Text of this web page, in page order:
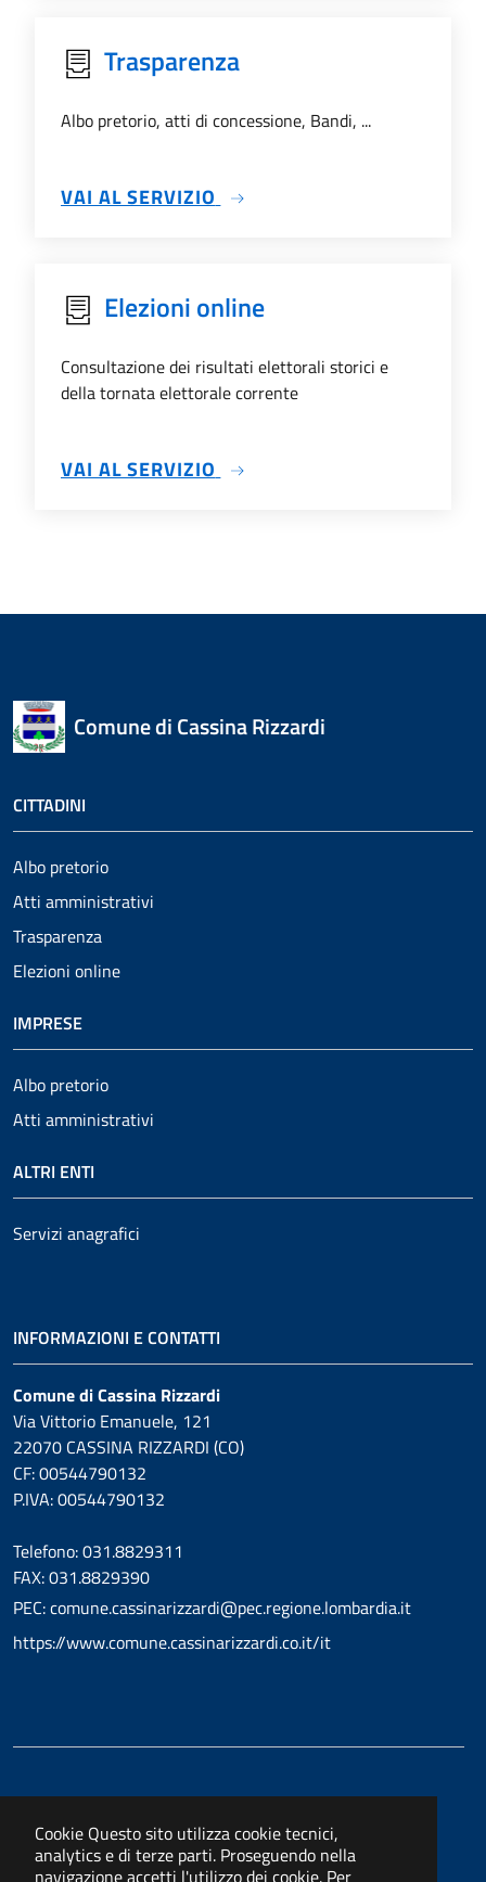
Cookie Questo sito utilizza cookie tecnici,
analytics e di terze parti. Proseguendo nella
navigazione accetti l'utilizzo dei cookie. Per
Trasparenza
Albo pretorio, atti di concessione, Bandi, ...
VAI AL SERVIZIO SU TRASPARENZA
Elezioni online
Consultazione dei risultati elettorali storici e
della tornata elettorale corrente
VAI AL SERVIZIO SU ELEZIONI ONLINE
Comune di Cassina Rizzardi
CITTADINI
Albo pretorio
Atti amministrativi
Trasparenza
Elezioni online
IMPRESE
Albo pretorio
Atti amministrativi
ALTRI ENTI
Servizi anagrafici
INFORMAZIONI E CONTATTI
Comune di Cassina Rizzardi
Via Vittorio Emanuele, 121
22070 CASSINA RIZZARDI (CO)
CF: 00544790132
P.IVA: 00544790132
Telefono: 031.8829311
FAX: 031.8829390
PEC: comune.cassinarizzardi@pec.regione.lombardia.it
https://www.comune.cassinarizzardi.co.it/it